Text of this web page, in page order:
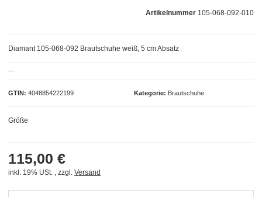
Artikelnummer 105-068-092-010
GTIN 4048854222199 Kategorie Brautschuhe
Diamant 105-068-092 Brautschuhe weiß, 5 cm Absatz
Größe
115,00 €
inkl. 19% USt. , zzgl. Versand